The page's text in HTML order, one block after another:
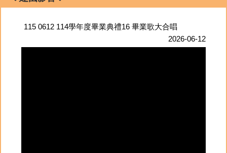
115 0612 114學年度畢業典禮16 畢業歌大合唱
2026-06-12